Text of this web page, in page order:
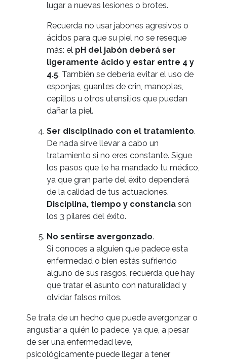
lugar a nuevas lesiones o brotes.
Recuerda no usar jabones agresivos o
ácidos para que su piel no se reseque
más: el pH del jabón deberá ser
ligeramente ácido y estar entre 4 y
4.5. También se debería evitar el uso de
esponjas, guantes de crin, manoplas,
cepillos u otros utensilios que puedan
dañar la piel.
Ser disciplinado con el tratamiento.
De nada sirve llevar a cabo un
tratamiento si no eres constante. Sigue
los pasos que te ha mandado tu médico,
ya que gran parte del éxito dependerá
de la calidad de tus actuaciones.
Disciplina, tiempo y constancia son
los 3 pilares del éxito.
No sentirse avergonzado.
Si conoces a alguien que padece esta
enfermedad o bien estás sufriendo
alguno de sus rasgos, recuerda que hay
que tratar el asunto con naturalidad y
olvidar falsos mitos.
Se trata de un hecho que puede avergonzar o
angustiar a quién lo padece, ya que, a pesar
de ser una enfermedad leve,
psicológicamente puede llegar a tener